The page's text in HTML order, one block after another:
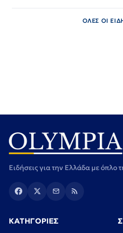
ΟΛΕΣ ΟΙ
Ειδήσεις για την Ελλάδα με όπλο
ΚΑΤΗΓΟΡΙΕΣ